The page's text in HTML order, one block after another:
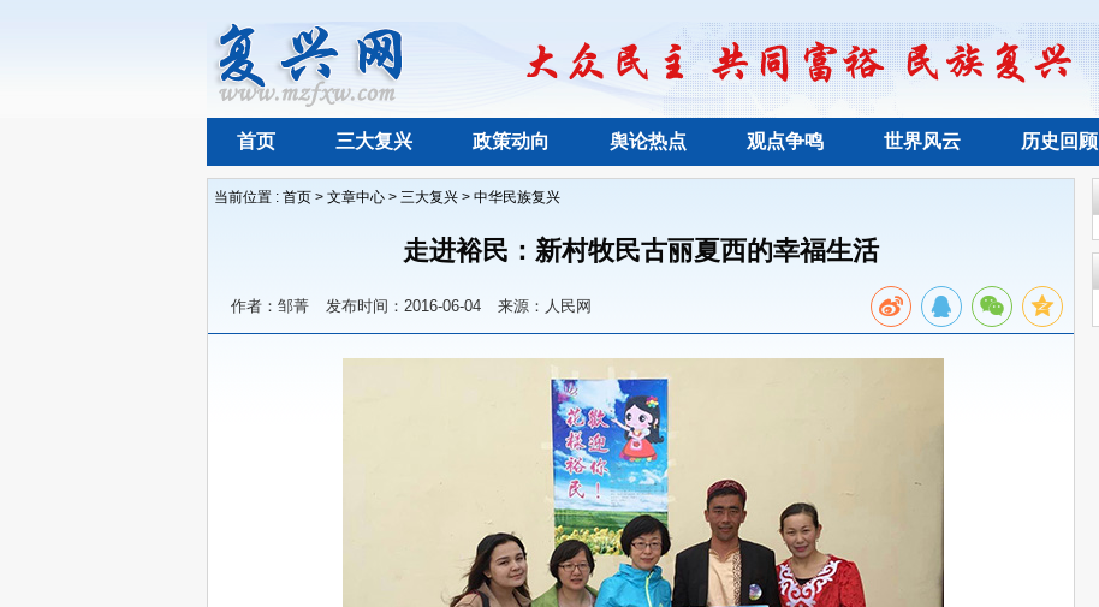
首页 三大复兴 政策动向 舆论热点 观点争鸣 世界风云 历史回顾
当前位置 : 首页 > 文章中心 > 三大复兴 > 中华民族复兴
走进裕民：新村牧民古丽夏西的幸福生活
作者：邹菁 发布时间：2016-06-04 来源：人民网